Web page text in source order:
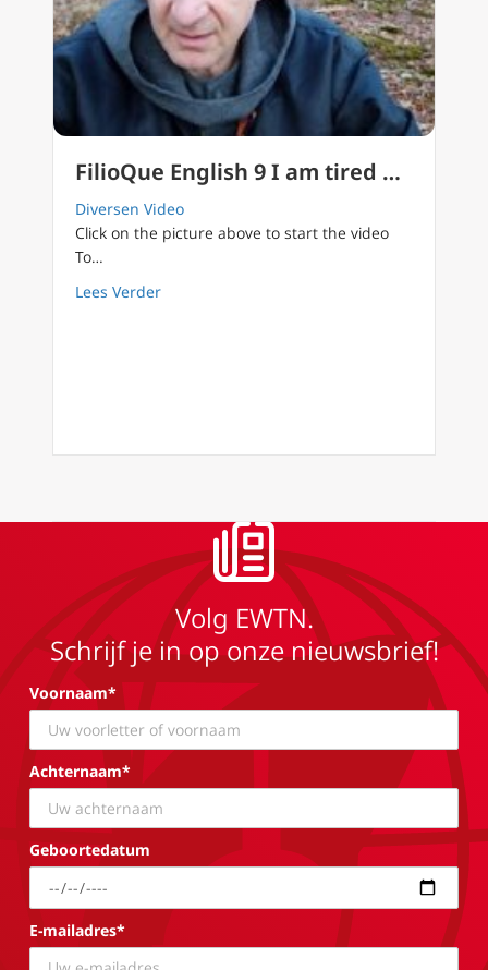
FilioQue English 9 I am tired …
Diversen Video
Click on the picture above to start the video
To…
Lees Verderabout FilioQue English 9 I am tired …
Volg EWTN.
Schrijf je in op onze nieuwsbrief!
Voornaam*
Achternaam*
Geboortedatum
E-mailadres*